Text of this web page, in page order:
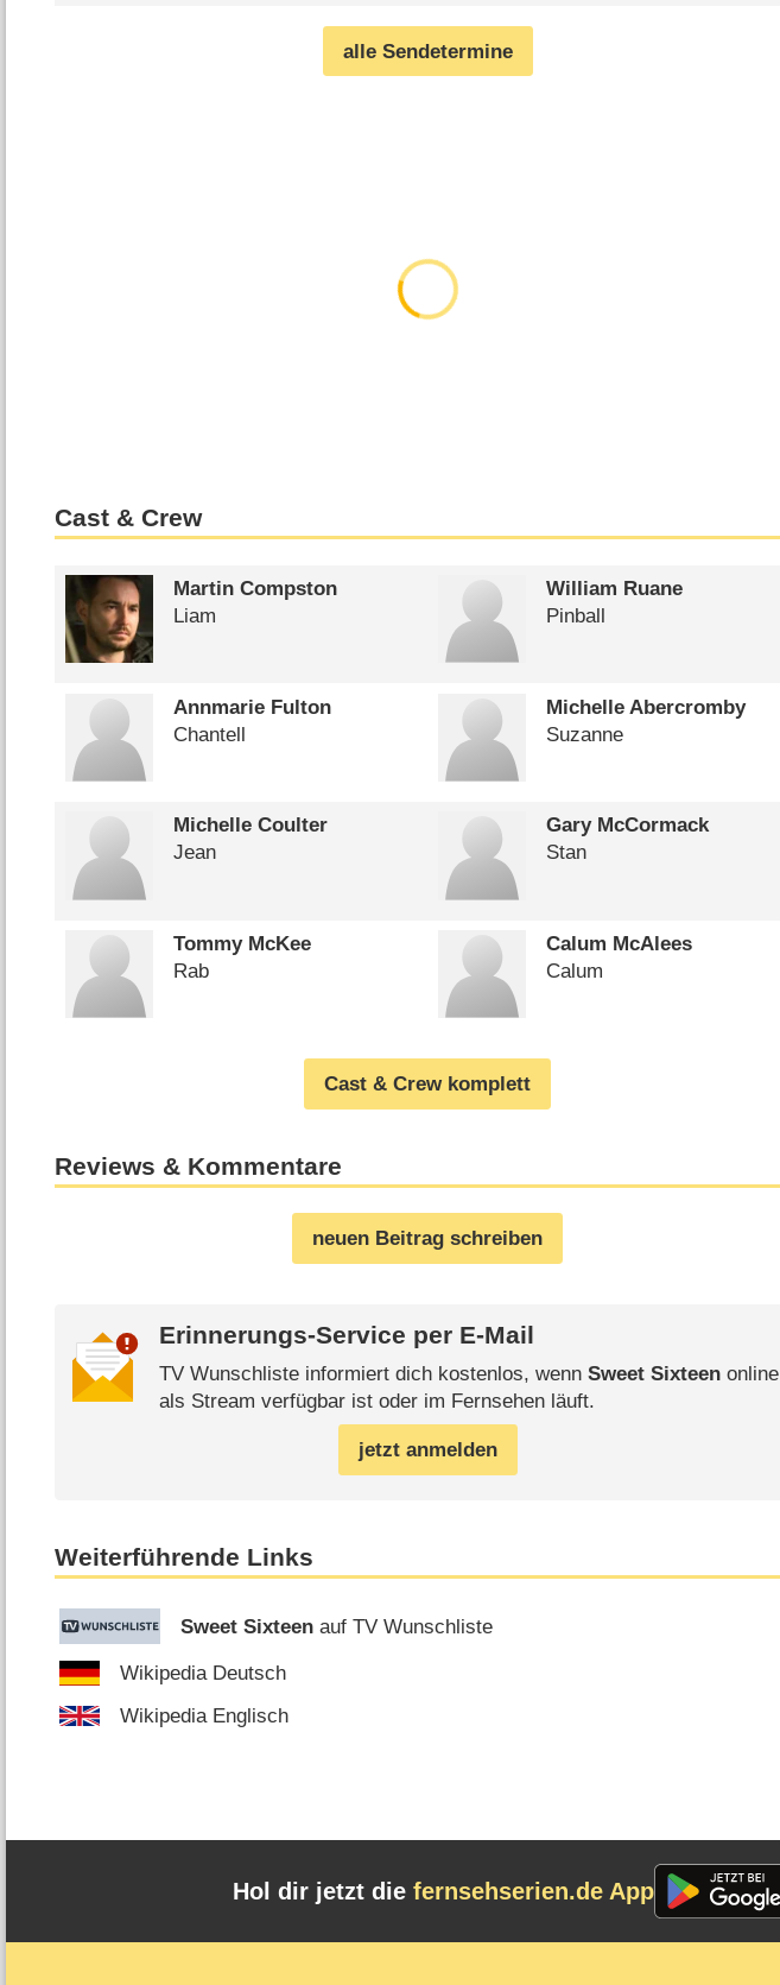
alle Sendetermine
Cast & Crew
Martin Compston
Liam
William Ruane
Pinball
Annmarie Fulton
Chantell
Michelle Abercromby
Suzanne
Michelle Coulter
Jean
Gary McCormack
Stan
Tommy McKee
Rab
Calum McAlees
Calum
Cast & Crew komplett
Reviews & Kommentare
neuen Beitrag schreiben
Erinnerungs-Service per E-Mail
TV Wunschliste informiert dich kostenlos, wenn Sweet Sixteenonline
als Stream verfügbar ist oder im Fernsehen läuft.
jetzt anmelden
Weiterführende Links
Sweet Sixteen auf TV Wunschliste
Wikipedia Deutsch
Wikipedia Englisch
Hol dir jetzt die fernsehserien.de App